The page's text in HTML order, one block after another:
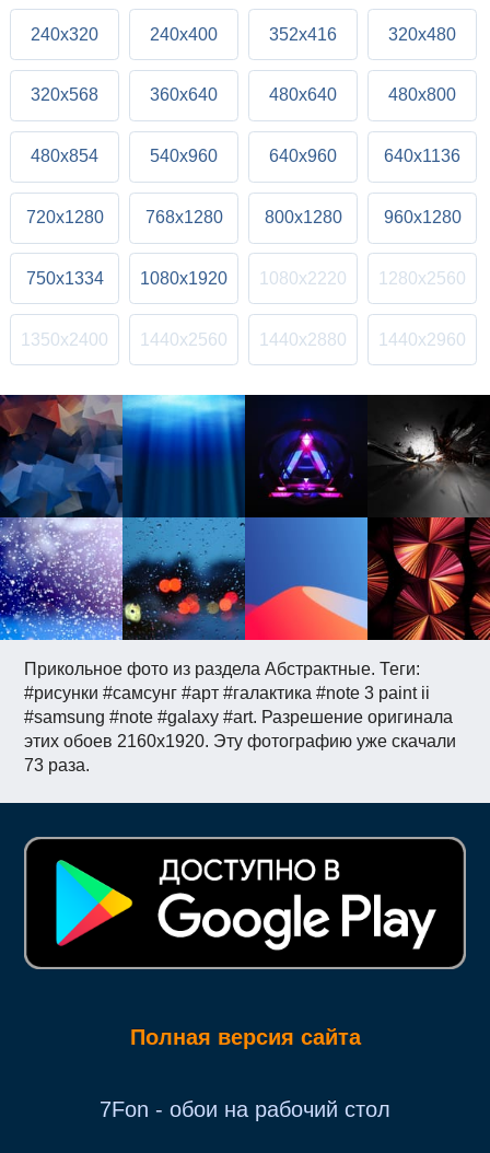
Прикольное фото из раздела Абстрактные. Теги:
#рисунки #самсунг #арт #галактика #note 3 paint ii
#samsung #note #galaxy #art. Разрешение оригинала
этих обоев 2160x1920. Эту фотографию уже скачали
73 раза.
240x320 240x400 352x416 320x480
320x568 360x640 480x640 480x800
480x854 540x960 640x960 640x1136
720x1280 768x1280 800x1280 960x1280
750x1334 1080x1920 1080x2220 1280x2560
1350x2400 1440x2560 1440x2880 1440x2960
Полная версия сайта
7Fon - обои на рабочий стол